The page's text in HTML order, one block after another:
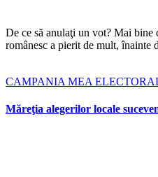
De ce să anulaţi un vot? Mai bine
românesc a pierit de mult, înainte
CAMPANIA MEA
Măreţia alegerilor locale